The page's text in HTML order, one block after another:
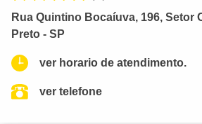
Rua Quintino Bocaíuva, 196, Setor
Preto - SP
ver horario de atendimento.
ver telefone